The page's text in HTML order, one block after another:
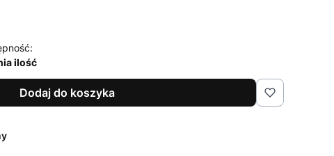
ilość
Dodaj do koszyka